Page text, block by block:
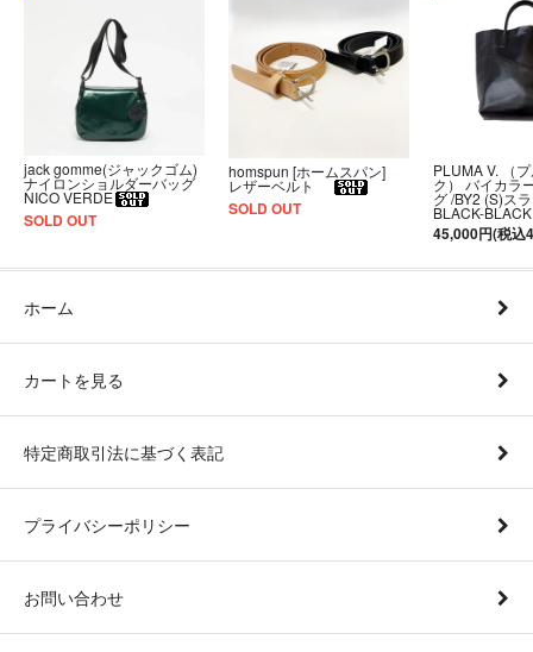
jack gomme(ジャックゴム)
ナイロンショルダーバッグ
NICO VERDE
SOLD OUT
homspun [ホームスパン]
レザーベルト
SOLD OUT
PLUMA V. （
ク） バイカラ
グ /BY2 (S)ス
BLACK-BLACK
45,000円(税込
ホーム
カートを見る
特定商取引法に基づく表記
プライバシーポリシー
お問い合わせ